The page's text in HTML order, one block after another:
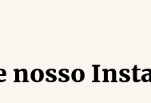
nosso